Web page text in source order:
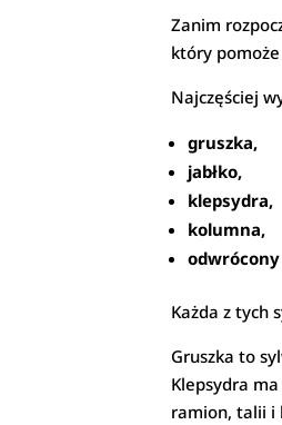
Zanim
który
Najczęściej
gruszka,
jabłko,
klepsydra,
kolumna,
Każda z tych
Gruszka to
Klepsydra
ramion, talii i